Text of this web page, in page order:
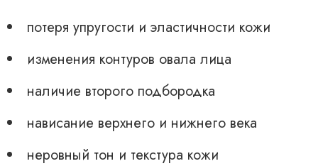
потеря упругости и эластичности кожи
изменения контуров овала лица
наличие второго подбородка
нависание верхнего и нижнего века
неровный тон и текстура кожи